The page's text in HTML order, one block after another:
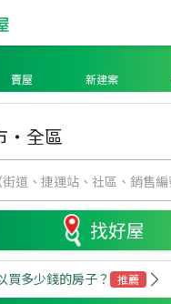
賣屋 新建案
・ 全區
找好屋
買多少錢的房子？ 推薦